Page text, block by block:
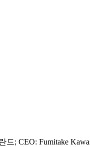
; CEO: Fumitake